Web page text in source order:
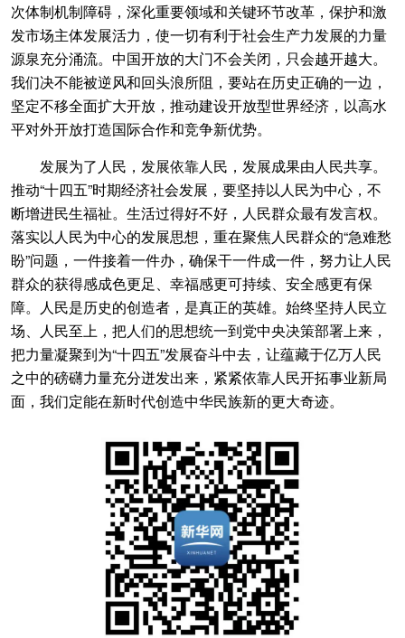
次体制机制障碍，深化重要领域和关键环节改革，保护和激
发市场主体发展活力，使一切有利于社会生产力发展的力量
源泉充分涌流。中国开放的大门不会关闭，只会越开越大。
我们决不能被逆风和回头浪所阻，要站在历史正确的一边，
坚定不移全面扩大开放，推动建设开放型世界经济，以高水
平对外开放打造国际合作和竞争新优势。
发展为了人民，发展依靠人民，发展成果由人民共享。
推动“十四五”时期经济社会发展，要坚持以人民为中心，不
断增进民生福祉。生活过得好不好，人民群众最有发言权。
落实以人民为中心的发展思想，重在聚焦人民群众的“急难愁
盼”问题，一件接着一件办，确保干一件成一件，努力让人民
群众的获得感成色更足、幸福感更可持续、安全感更有保
障。人民是历史的创造者，是真正的英雄。始终坚持人民立
场、人民至上，把人们的思想统一到党中央决策部署上来，
把力量凝聚到为“十四五”发展奋斗中去，让蕴藏于亿万人民
之中的磅礴力量充分迸发出来，紧紧依靠人民开拓事业新局
面，我们定能在新时代创造中华民族新的更大奇迹。